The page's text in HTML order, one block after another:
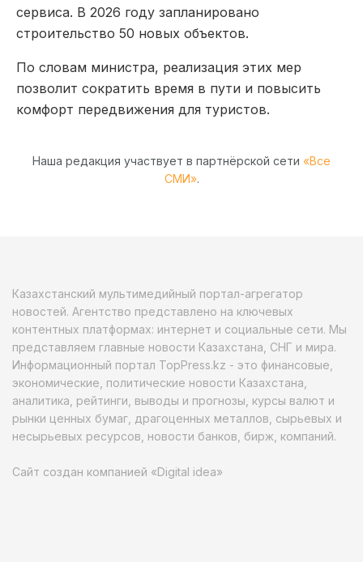
сервиса. В 2026 году запланировано
строительство 50 новых объектов.
По словам министра, реализация этих мер
позволит сократить время в пути и повысить
комфорт передвижения для туристов.
Наша редакция участвует в партнёрской сети «Все
СМИ».
Казахстанский мультимедийный портал-агрегатор
новостей. Агентство представлено на ключевых
контентных платформах: интернет и социальные сети. Мы
представляем главные новости Казахстана, СНГ и мира.
Информационный портал TopPress.kz - это финансовые,
экономические, политические новости Казахстана,
аналитика, рейтинги, выводы и прогнозы, курсы валют и
рынки ценных бумаг, драгоценных металлов, сырьевых и
несырьевых ресурсов, новости банков, бирж, компаний.
Сайт создан компанией «Digital idea»